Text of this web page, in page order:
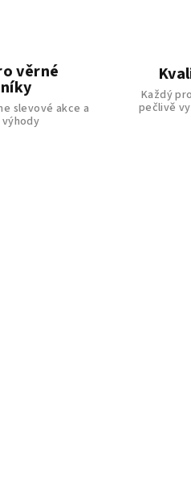
věrné
slevové akce a
Každý
pečlivě